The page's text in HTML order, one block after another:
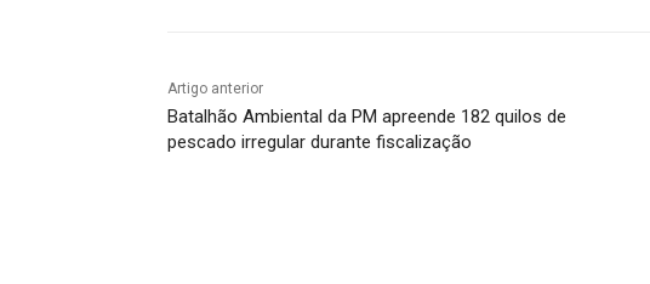
Artigo anterior
Batalhão Ambiental da PM apreende 182 quilos de
pescado irregular durante fiscalização